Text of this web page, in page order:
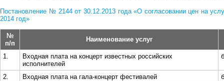
Постановление № 2144 от 30.12.2013 года «О согласовании цен на
2014 год»
№
п/п
Наименование услуг
1.
Входная плата на концерт известных российских
исполнителей
2. Входная плата на гала-концерт фестивалей